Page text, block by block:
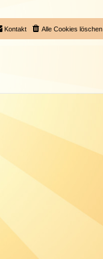
Alle Cookies löschen
Kontakt